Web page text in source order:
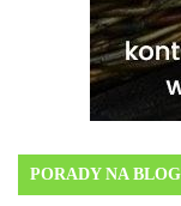
PORADY NA